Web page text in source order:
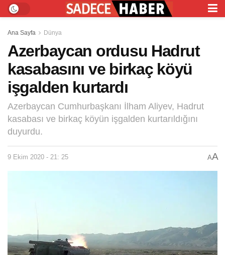
Ana Sayfa Dünya
Azerbaycan ordusu Hadrut
kasabasını ve birkaç köyü
işgalden kurtardı
Azerbaycan Cumhurbaşkanı İlham Aliyev, Hadrut
kasabası ve birkaç köyün işgalden kurtarıldığını
duyurdu.
9 Ekim 2020 - 21: 25 AA